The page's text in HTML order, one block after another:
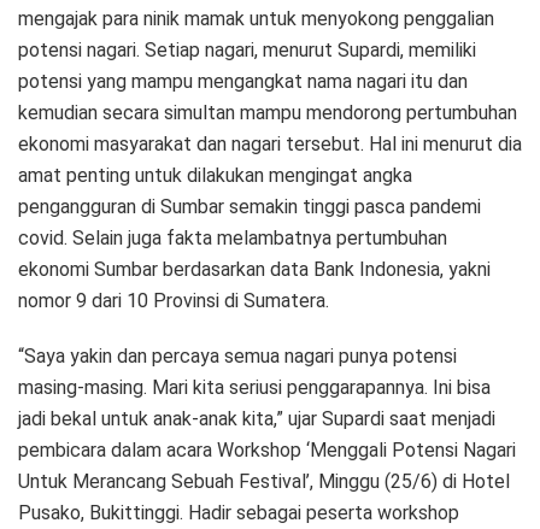
mengajak para ninik mamak untuk menyokong penggalian
potensi nagari. Setiap nagari, menurut Supardi, memiliki
potensi yang mampu mengangkat nama nagari itu dan
kemudian secara simultan mampu mendorong pertumbuhan
ekonomi masyarakat dan nagari tersebut. Hal ini menurut dia
amat penting untuk dilakukan mengingat angka
pengangguran di Sumbar semakin tinggi pasca pandemi
covid. Selain juga fakta melambatnya pertumbuhan
ekonomi Sumbar berdasarkan data Bank Indonesia, yakni
nomor 9 dari 10 Provinsi di Sumatera.
“Saya yakin dan percaya semua nagari punya potensi
masing-masing. Mari kita seriusi penggarapannya. Ini bisa
jadi bekal untuk anak-anak kita,” ujar Supardi saat menjadi
pembicara dalam acara Workshop ‘Menggali Potensi Nagari
Untuk Merancang Sebuah Festival’, Minggu (25/6) di Hotel
Pusako, Bukittinggi. Hadir sebagai peserta workshop